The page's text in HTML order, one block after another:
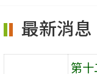
區
最新消息
第